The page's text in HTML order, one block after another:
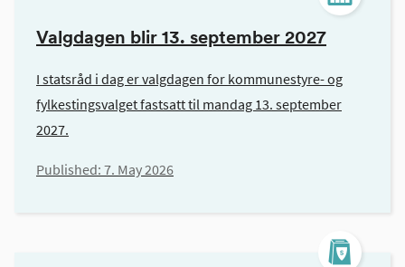
Valgdagen blir 13. september 2027
I statsråd i dag er valgdagen for kommunestyre- og
fylkestingsvalget fastsatt til mandag 13. september
2027.
Published: 7. May 2026